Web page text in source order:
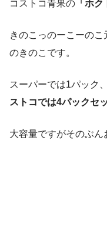
コストコ青果の 「ホ
きのこっのーこーの
のきのこです。
スーパーでは1パック
ストコでは4パックセ
大容量ですがそのぶん